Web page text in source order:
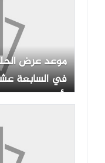
في السابعة
الأزمات